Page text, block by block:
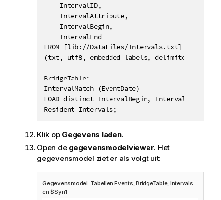
    IntervalID,
    IntervalAttribute,
    IntervalBegin,
    IntervalEnd
FROM [lib://DataFiles/Intervals.txt]
(txt, utf8, embedded labels, delimiter is
BridgeTable:
IntervalMatch (EventDate)
LOAD distinct IntervalBegin, IntervalEnd
Resident Intervals;
Klik op Gegevens laden.
Open de gegevensmodelviewer. Het
gegevensmodel ziet er als volgt uit:
Gegevensmodel: Tabellen Events BridgeTable, Intervals
en$Syn1